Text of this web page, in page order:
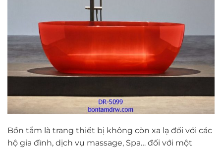
Bồn tắm là trang thiết bị không còn xa lạ đối với các
hộ gia đình, dịch vụ massage, Spa… đối với một